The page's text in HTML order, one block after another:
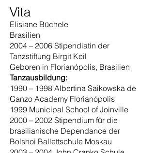
Vita
Elisiane Büchele
Brasilien
2004 – 2006 Stipendiatin der
Tanzstiftung Birgit Keil
Geboren in Florianópolis, Brasilien
Tanzausbildung:
1990 – 1998 Albertina Saikowska de
Ganzo Academy Florianópolis
1999 Municipal School of Joinville
2000 – 2002 Stipendium für die
brasilianische Dependance der
Bolshoi Ballettschule Moskau